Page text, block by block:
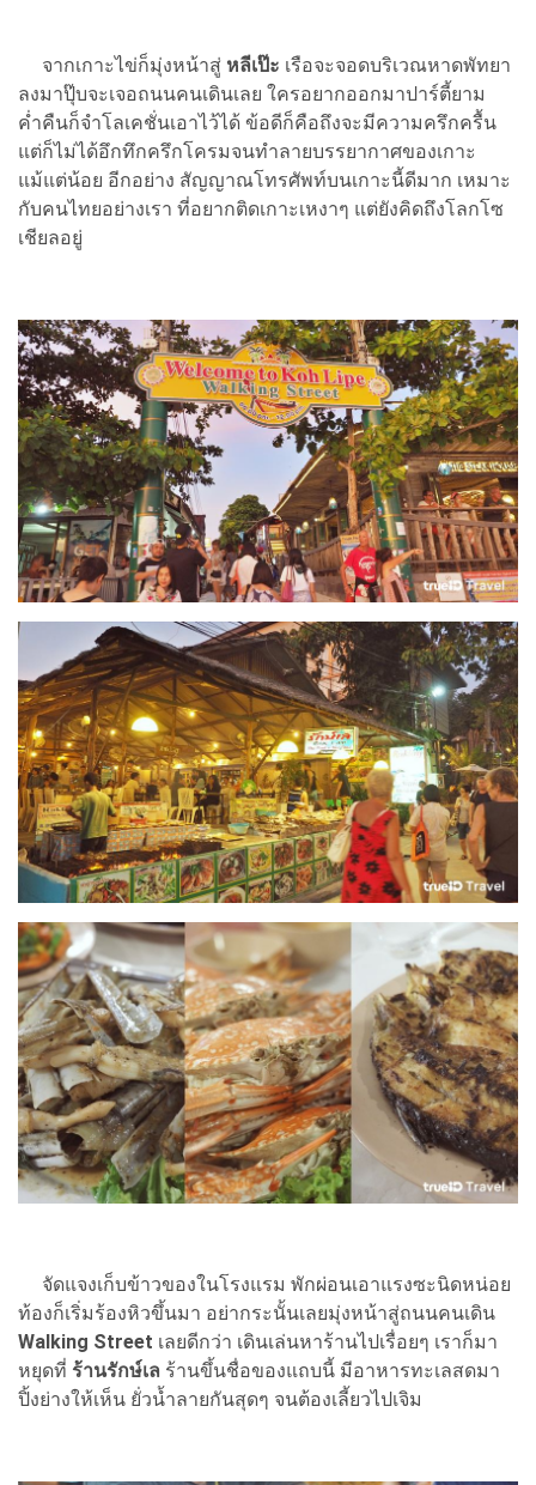
จากเกาะไข่ก็มุ่งหน้าสู่ หลีเป๊ะ เรือจะจอดบริเวณหาดพัทยา
ลงมาปุ๊บจะเจอถนนคนเดินเลย ใครอยากออกมาปาร์ตี้ยาม
ค่ำคืนก็จำโลเคชั่นเอาไว้ได้ ข้อดีก็คือถึงจะมีความครึกครื้น
แต่ก็ไม่ได้อึกทึกครึกโครมจนทำลายบรรยากาศของเกาะ
แม้แต่น้อย อีกอย่าง สัญญาณโทรศัพท์บนเกาะนี้ดีมาก เหมาะ
กับคนไทยอย่างเรา ที่อยากติดเกาะเหงาๆ แต่ยังคิดถึงโลกโซ
เชียลอยู่
จัดแจงเก็บข้าวของในโรงแรม พักผ่อนเอาแรงซะนิดหน่อย
ท้องก็เริ่มร้องหิวขึ้นมา อย่ากระนั้นเลยมุ่งหน้าสู่ถนนคนเดิน
Walking Street เลยดีกว่า เดินเล่นหาร้านไปเรื่อยๆ เราก็มา
หยุดที่ ร้านรักษ์เล ร้านขึ้นชื่อของแถบนี้ มีอาหารทะเลสดมา
ปิ้งย่างให้เห็น ยั่วน้ำลายกันสุดๆ จนต้องเลี้ยวไปเจิม